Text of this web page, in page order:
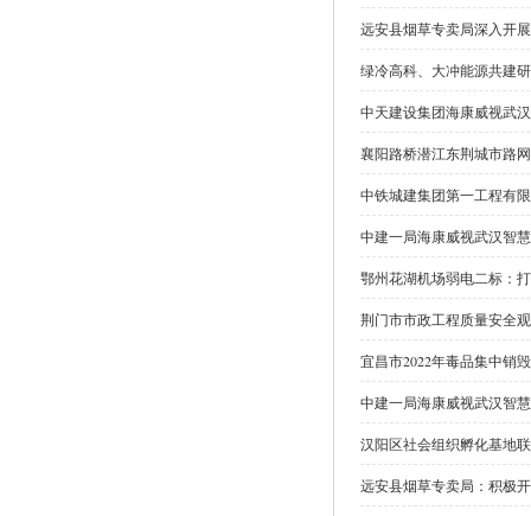
远安县烟草专卖局深入开
绿冷高科、大冲能源共建
中天建设集团海康威视武
襄阳路桥潜江东荆城市路
中铁城建集团第一工程有
中建一局海康威视武汉智
鄂州花湖机场弱电二标：
荆门市市政工程质量安全
宜昌市2022年毒品集中销
中建一局海康威视武汉智
汉阳区社会组织孵化基地
远安县烟草专卖局：积极